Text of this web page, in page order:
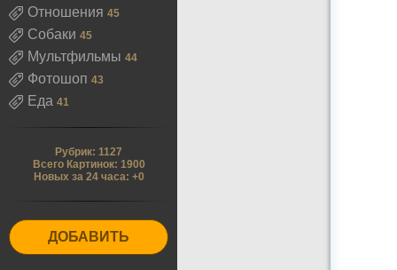
Отношения 45
Собаки 45
Мультфильмы 44
Фотошоп 43
Еда 41
Рубрик: 1127
Всего Картинок: 1900
Новых за 24 часа: +0
ДОБАВИТЬ